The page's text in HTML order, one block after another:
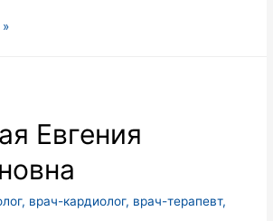
Евгения
, врач-кардиолог, врач-терапевт,